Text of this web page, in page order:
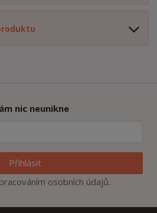
nic neunikne
Přihlásit
osobních údajů.